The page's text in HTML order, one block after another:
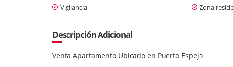
Vigilancia
Zona
Descripción Adicional
Venta Apartamento Ubicado en Puerto Espejo